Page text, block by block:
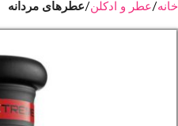
خانه عطر و ادکلن عطرهای مردانه